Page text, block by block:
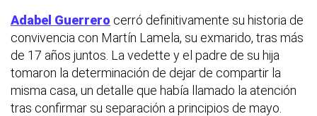
Adabel Guerrero cerró definitivamente su historia de
convivencia con Martín Lamela, su exmarido, tras más
de 17 años juntos. La vedette y el padre de su hija
tomaron la determinación de dejar de compartir la
misma casa, un detalle que había llamado la atención
tras confirmar su separación a principios de mayo.